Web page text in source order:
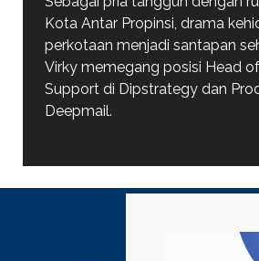
Kota Antar Propinsi, drama
perkotaan menjadi santapan
Virky memegang posisi Head
Support di Dipstrategy dan
Deepmail.